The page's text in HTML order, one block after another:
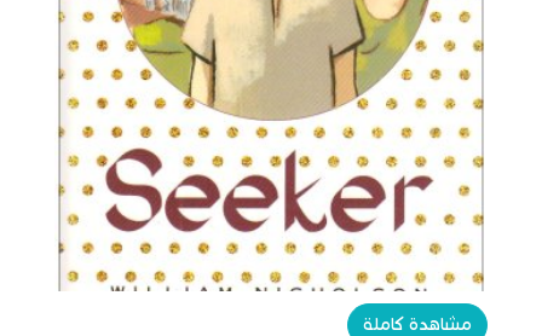
مشاهدة كاملة